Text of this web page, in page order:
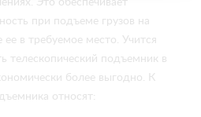
Это обеспечивает
при подъеме грузов на
ее в требуемое место. Учится
телескопический подъемник в
более выгодно. К
относят: